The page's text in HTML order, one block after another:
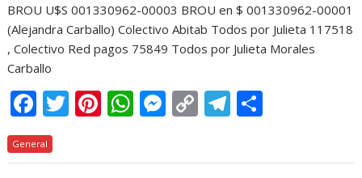
BROU U$S 001330962-00003 BROU en $ 001330962-00001
(Alejandra Carballo) Colectivo Abitab Todos por Julieta 117518
, Colectivo Red pagos 75849 Todos por Julieta Morales
Carballo
F
ac
e
T
itt
Pi
er
W
at
M
ss
C
p
T
e m
General